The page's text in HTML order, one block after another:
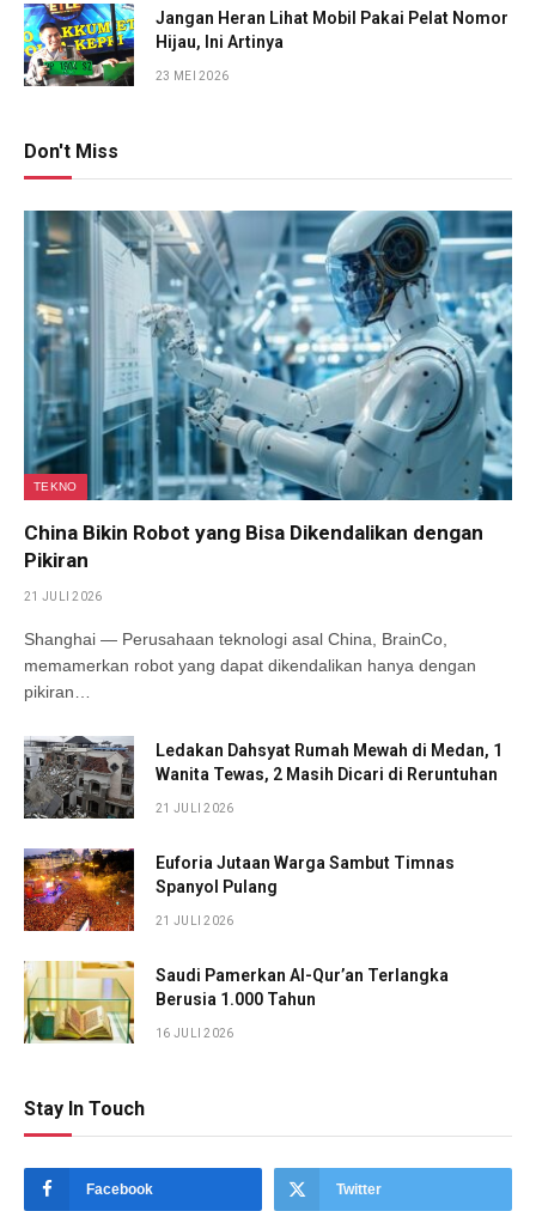
Jangan Heran Lihat Mobil Pakai Pelat Nomor
Hijau, Ini Artinya
23 MEI 2026
Don't Miss
TEKNO
China Bikin Robot yang Bisa Dikendalikan dengan
Pikiran
21 JULI 2026
Shanghai — Perusahaan teknologi asal China, BrainCo,
memamerkan robot yang dapat dikendalikan hanya dengan
pikiran…
Ledakan Dahsyat Rumah Mewah di Medan, 1
Wanita Tewas, 2 Masih Dicari di Reruntuhan
21 JULI 2026
Euforia Jutaan Warga Sambut Timnas
Spanyol Pulang
21 JULI 2026
Saudi Pamerkan Al-Qur’an Terlangka
Berusia 1.000 Tahun
16 JULI 2026
Stay In Touch
Facebook Twitter